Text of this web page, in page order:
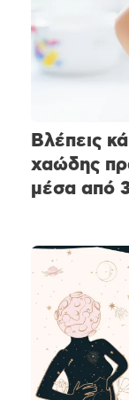
Βλέπεις
χαώδης
μέσα από 3